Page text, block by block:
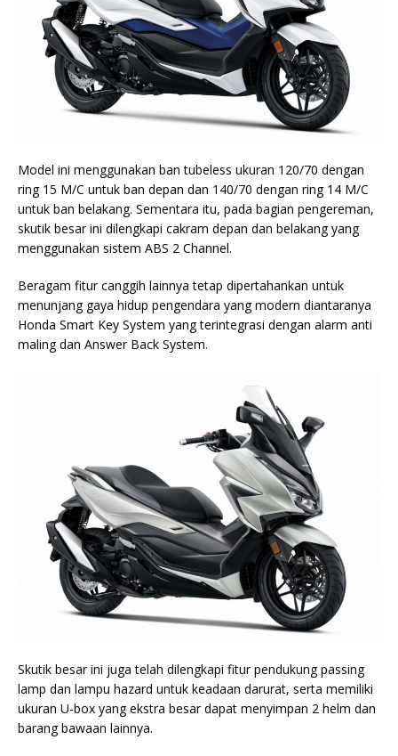
Model ini menggunakan ban tubeless ukuran 120/70 dengan
ring 15 M/C untuk ban depan dan 140/70 dengan ring 14 M/C
untuk ban belakang. Sementara itu, pada bagian pengereman,
skutik besar ini dilengkapi cakram depan dan belakang yang
menggunakan sistem ABS 2 Channel.
Beragam fitur canggih lainnya tetap dipertahankan untuk
menunjang gaya hidup pengendara yang modern diantaranya
Honda Smart Key System yang terintegrasi dengan alarm anti
maling dan Answer Back System.
Skutik besar ini juga telah dilengkapi fitur pendukung passing
lamp dan lampu hazard untuk keadaan darurat, serta memiliki
ukuran U-box yang ekstra besar dapat menyimpan 2 helm dan
barang bawaan lainnya.